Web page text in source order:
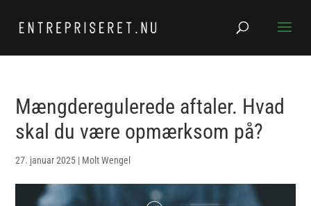
Mængderegulerede aftaler. Hvad
skal du være opmærksom på?
27. januar 2025 | Molt Wengel